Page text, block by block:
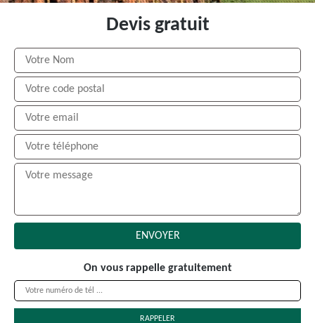
Devis gratuit
On vous rappelle gratuitement